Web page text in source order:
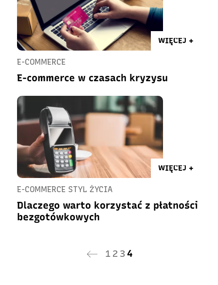
WIĘCEJ +
E-COMMERCE
E-commerce w czasach kryzysu
WIĘCEJ +
E-COMMERCE STYL ŻYCIA
Dlaczego warto korzystać z płatności
bezgotówkowych
1 2 34